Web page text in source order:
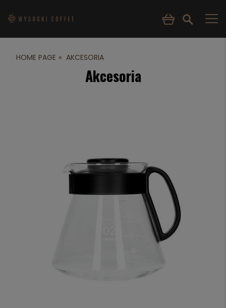
HOME PAGE AKCESORIA
Akcesoria